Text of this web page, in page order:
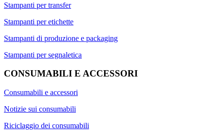
Stampanti per transfer
Stampanti per etichette
Stampanti di produzione e packaging
Stampanti per segnaletica
CONSUMABILI E ACCESSORI
Consumabili e accessori
Notizie sui consumabili
Riciclaggio dei consumabili